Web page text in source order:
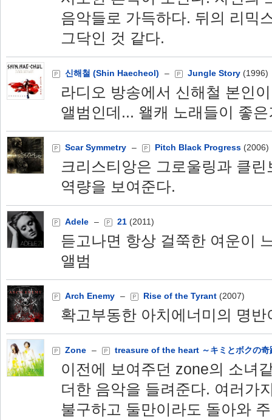
음악들로 가득하다. 뒤의 리믹
그닥인 것 같다.
신해철 (Shin Haecheol) – Jungle Story (1996)
라디오 방송에서 신해철 본인
앨범인데... 왤캐 노래들이 좋
Scar Symmetry – Pitch Black Progress (2006)
크리스티앙은 그로울링과 클
역량을 보여준다.
Adele – 21 (2011)
듣고나면 항상 걸쭉한 여운이
앨범
Arch Enemy – Rise of the Tyrant (2007)
확고부동한 아치에너미의 명반
Zone – treasure of the heart ～キミとボクの奇
이전에 보여주던 zone의 소녀
더한 음악을 들려준다. 여러가
불구하고 둘만이라도 돌아와